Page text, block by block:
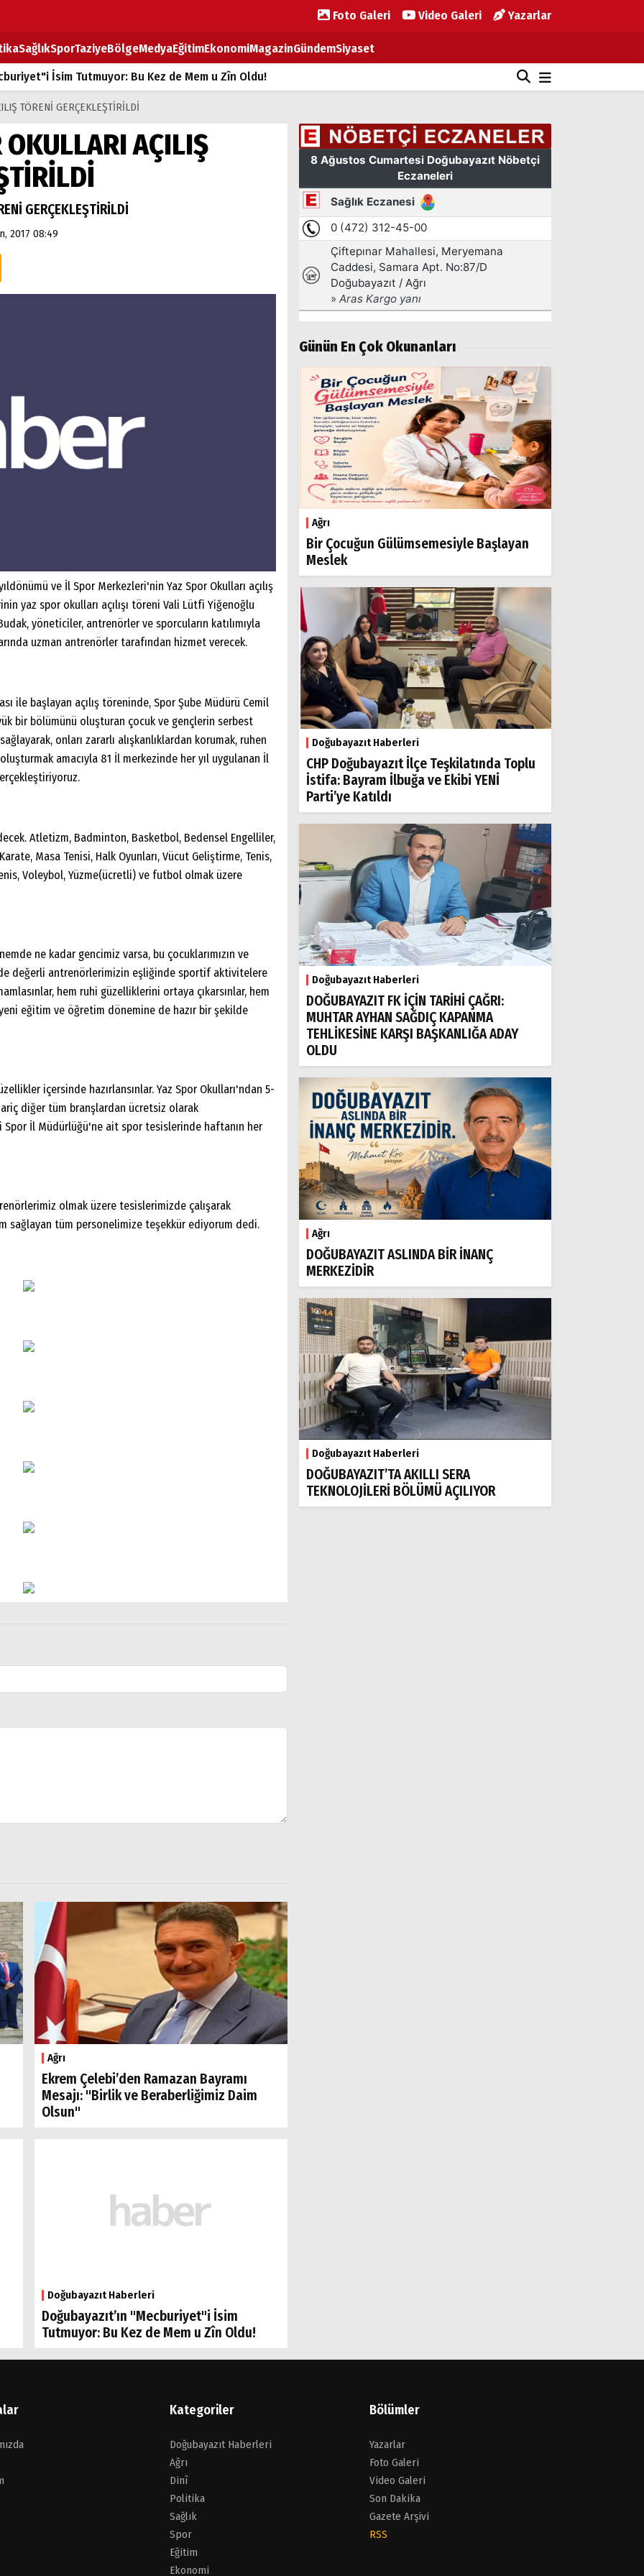
Foto Galeri Video Galeri Yazarlar
SağlıkSporTaziyeBölgeMedyaEğitimEkonomiMagazinGündemSiyaset
İsim Tutmuyor: Bu Kez de Mem u Zîn Oldu!
Fiyatlarına Zam
sırtındaki ağır yük
TAHTASI
TÖRENİ GERÇEKLEŞTİRİLDİ
AÇILIŞ
GERÇEKLEŞTİRİLDİ
2017 08:49
ve İl Spor Merkezleri'nin Yaz Spor Okulları açılış
yaz spor okulları açılışı töreni Vali Lütfi Yiğenoğlu
yöneticiler, antrenörler ve sporcuların katılımıyla
uzman antrenörler tarafından hizmet verecek.
ile başlayan açılış töreninde, Spor Şube Müdürü Cemil
bir bölümünü oluşturan çocuk ve gençlerin serbest
onları zararlı alışkanlıklardan korumak, ruhen
amacıyla 81 İl merkezinde her yıl uygulanan İl
Atletizm, Badminton, Basketbol, Bedensel Engelliler,
Masa Tenisi, Halk Oyunları, Vücut Geliştirme, Tenis,
Voleybol, Yüzme(ücretli) ve futbol olmak üzere
ne kadar gencimiz varsa, bu çocuklarımızın ve
değerli antrenörlerimizin eşliğinde sportif aktivitelere
hem ruhi güzelliklerini ortaya çıkarsınlar, hem
eğitim ve öğretim dönemine de hazır bir şekilde
içersinde hazırlansınlar. Yaz Spor Okulları'ndan 5-
diğer tüm branşlardan ücretsiz olarak
Spor İl Müdürlüğü'ne ait spor tesislerinde haftanın her
olmak üzere tesislerimizde çalışarak
sağlayan tüm personelimize teşekkür ediyorum dedi.
Ağrı
Ekrem Çelebi’den Ramazan Bayramı
Mesajı: "Birlik ve Beraberliğimiz Daim
Olsun"
Doğubayazıt Haberleri
Doğubayazıt’ın "Mecburiyet"i İsim
Tutmuyor: Bu Kez de Mem u Zîn Oldu!
Günün En Çok Okunanları
Ağrı
Bir Çocuğun Gülümsemesiyle Başlayan
Meslek
Doğubayazıt Haberleri
CHP Doğubayazıt İlçe Teşkilatında Toplu
İstifa: Bayram İlbuğa ve Ekibi YENİ
Parti’ye Katıldı
Doğubayazıt Haberleri
DOĞUBAYAZIT FK İÇİN TARİHİ ÇAĞRI:
MUHTAR AYHAN SAĞDIÇ KAPANMA
TEHLİKESİNE KARŞI BAŞKANLIĞA ADAY
OLDU
Ağrı
DOĞUBAYAZIT ASLINDA BİR İNANÇ
MERKEZİDİR
Doğubayazıt Haberleri
DOĞUBAYAZIT’TA AKILLI SERA
TEKNOLOJİLERİ BÖLÜMÜ AÇILIYOR
Kategoriler
Doğubayazıt Haberleri
Ağrı
Dinî
Politika
Sağlık
Spor
Eğitim
Ekonomi
Bölümler
Yazarlar
Foto Galeri
Video Galeri
Son Dakika
Gazete Arşivi
RSS